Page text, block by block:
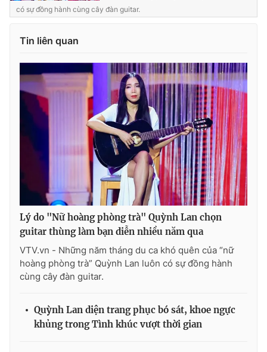
có sự đồng hành cùng cây đàn guitar.
Tin liên quan
Lý do "Nữ hoàng phòng trà" Quỳnh Lan chọn
guitar thùng làm bạn diễn nhiều năm qua
VTV.vn - Những năm tháng du ca khó quên của “nữ
hoàng phòng trà” Quỳnh Lan luôn có sự đồng hành
cùng cây đàn guitar.
Quỳnh Lan diện trang phục bó sát, khoe ngực
khủng trong Tình khúc vượt thời gian